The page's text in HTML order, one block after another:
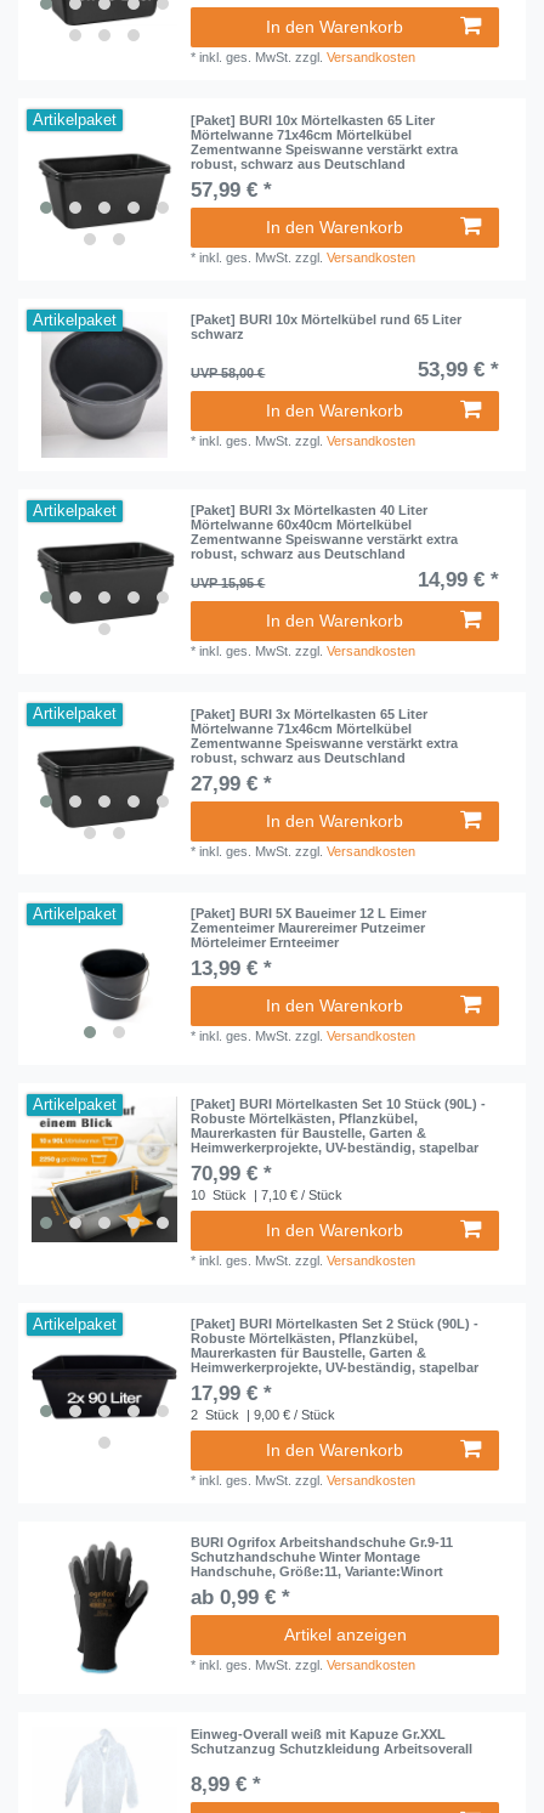
In den Warenkorb
*inkl. ges. MwSt. zzgl.Versandkosten
Artikelpaket
[Paket] BURI 10x Mörtelkasten 65 Liter
Mörtelwanne 71x46cm Mörtelkübel
Zementwanne Speiswanne verstärkt extra
robust, schwarz aus Deutschland
57,99 € *
In den Warenkorb
*inkl. ges. MwSt. zzgl.Versandkosten
Artikelpaket
[Paket] BURI 10x Mörtelkübel rund 65 Liter
schwarz
UVP 58,00 € 53,99 € *
In den Warenkorb
*inkl. ges. MwSt. zzgl.Versandkosten
Artikelpaket
[Paket] BURI 3x Mörtelkasten 40 Liter
Mörtelwanne 60x40cm Mörtelkübel
Zementwanne Speiswanne verstärkt extra
robust, schwarz aus Deutschland
UVP 15,95 €
14,99 € *
In den Warenkorb
*inkl. ges. MwSt. zzgl.Versandkosten
Artikelpaket
[Paket] BURI 3x Mörtelkasten 65 Liter
Mörtelwanne 71x46cm Mörtelkübel
Zementwanne Speiswanne verstärkt extra
robust, schwarz aus Deutschland
27,99 € *
In den Warenkorb
*inkl. ges. MwSt. zzgl.Versandkosten
Artikelpaket
[Paket] BURI 5X Baueimer 12 L Eimer
Zementeimer Maurereimer Putzeimer
Mörteleimer Ernteeimer
13,99 € *
In den Warenkorb
*inkl. ges. MwSt. zzgl.Versandkosten
Artikelpaket
[Paket] BURI Mörtelkasten Set 10 Stück (90L) -
Robuste Mörtelkästen, Pflanzkübel,
Maurerkasten für Baustelle, Garten &
Heimwerkerprojekte, UV-beständig, stapelbar
70,99 € *
10 Stück | 7,10 € / Stück
In den Warenkorb
*inkl. ges. MwSt. zzgl.Versandkosten
Artikelpaket
[Paket] BURI Mörtelkasten Set 2 Stück (90L) -
Robuste Mörtelkästen, Pflanzkübel,
Maurerkasten für Baustelle, Garten &
Heimwerkerprojekte, UV-beständig, stapelbar
17,99 € *
2 Stück | 9,00 € / Stück
In den Warenkorb
*inkl. ges. MwSt. zzgl.Versandkosten
BURI Ogrifox Arbeitshandschuhe Gr.9-11
Schutzhandschuhe Winter Montage
Handschuhe, Größe:11, Variante:Winort
ab 0,99 € *
Artikel anzeigen
*inkl. ges. MwSt. zzgl.Versandkosten
Einweg-Overall weiß mit Kapuze Gr.XXL
Schutzanzug Schutzkleidung Arbeitsoverall
8,99 € *